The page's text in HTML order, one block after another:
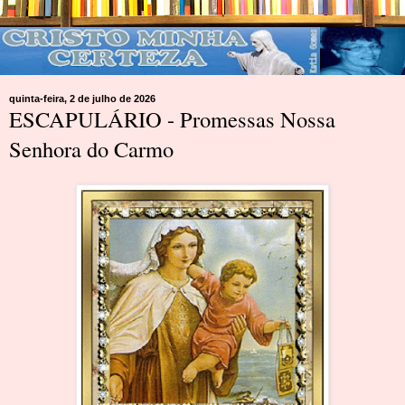
quinta-feira, 2 de julho de 2026
ESCAPULÁRIO - Promessas Nossa
Senhora do Carmo